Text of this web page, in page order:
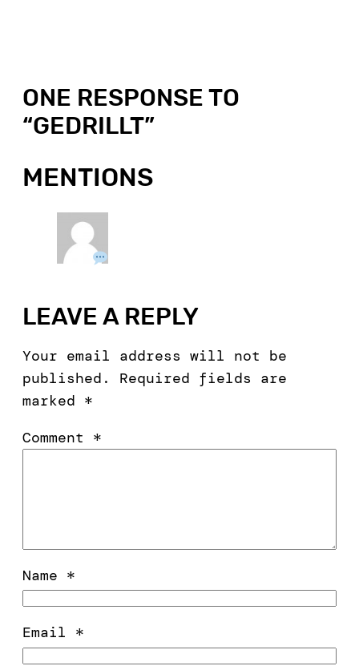
ONE RESPONSE TO
“GEDRILLT”
MENTIONS
LEAVE A REPLY
Your email address will not be
published.
Required fields are
marked *
Comment *
Name *
Email *